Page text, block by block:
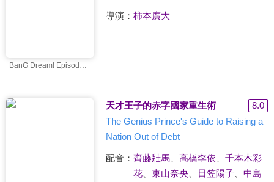
BanG Dream! Episode of Roselia
導演： 柿本廣大
天才王子的赤字國家重生術
8.0
The Genius Prince's Guide to Raising a
Nation Out of Debt
配音： 齊藤壯馬、 高橋李依
千本木彩
花、 東山奈央、 日笠陽子、 中島